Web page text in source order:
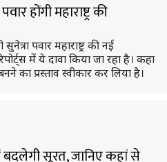
होंगी महाराष्ट्र की
पवार महाराष्ट्र की नई
में ये दावा किया जा रहा है। कहा
का प्रस्ताव स्वीकार कर लिया है।
सूरत, जानिए कहां से